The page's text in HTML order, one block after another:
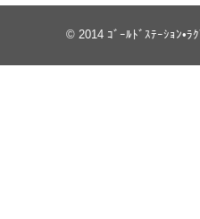
© 2014 ｺﾞｰﾙﾄﾞｽﾃｰｼｮﾝ•ﾗ